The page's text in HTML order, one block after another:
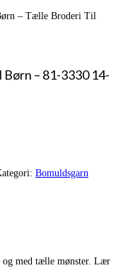
– Tælle Broderi Til
– 81-3330 14-
Bomuldsgarn
med tælle mønster. Lær